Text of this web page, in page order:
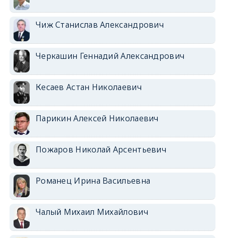
Чиж Станислав Александрович
Черкашин Геннадий Александрович
Кесаев Астан Николаевич
Парикин Алексей Николаевич
Пожаров Николай Арсентьевич
Романец Ирина Васильевна
Чалый Михаил Михайлович